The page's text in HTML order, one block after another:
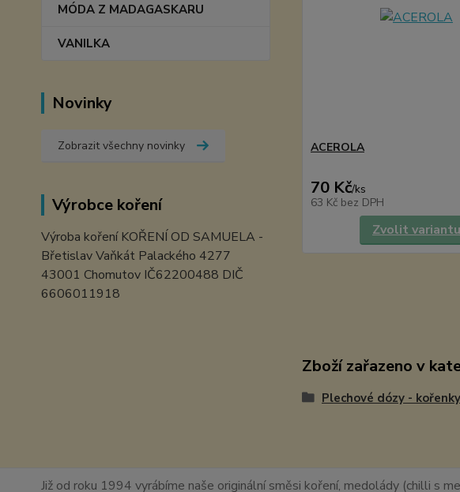
MÓDA Z MADAGASKARU
VANILKA
Novinky
Zobrazit všechny novinky
Výrobce koření
Výroba koření KOŘENÍ OD SAMUELA -
Břetislav Vaňkát Palackého 4277
43001 Chomutov IČ62200488 DIČ
6606011918
ACEROLA
70 Kč/ks
63 Kč bez DPH
Zvolit variantu
Zboží zařazeno v
Plechové dózy - kořenky
Již od roku 1994 vyrábíme naše originální směsi koření, medolády (chilli s